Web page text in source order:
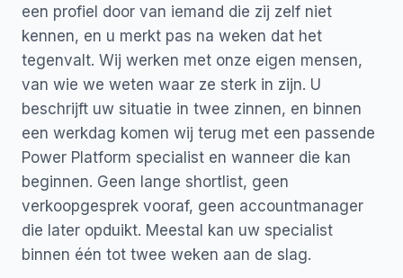
een profiel door van iemand die zij zelf niet
kennen, en u merkt pas na weken dat het
tegenvalt. Wij werken met onze eigen mensen,
van wie we weten waar ze sterk in zijn. U
beschrijft uw situatie in twee zinnen, en binnen
een werkdag komen wij terug met een passende
Power Platform specialist en wanneer die kan
beginnen. Geen lange shortlist, geen
verkoopgesprek vooraf, geen accountmanager
die later opduikt. Meestal kan uw specialist
binnen één tot twee weken aan de slag.